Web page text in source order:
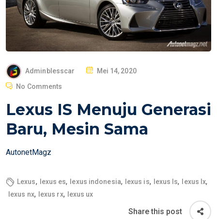
Adminblesscar
P
T
Mei 14, 2020
No Comments
Lexus IS Menuju Generasi
Baru, Mesin Sama
AutonetMagz
Lexus, lexus es, lexus indonesia, lexus is, lexus ls, lexus lx,
lexus nx, lexus rx, lexus ux
Share this post